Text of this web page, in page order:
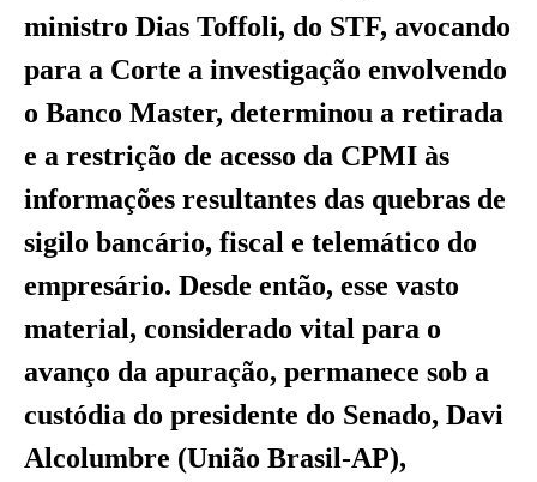
ministro Dias Toffoli, do STF, avocando
para a Corte a investigação envolvendo
o Banco Master, determinou a retirada
e a restrição de acesso da CPMI às
informações resultantes das quebras de
sigilo bancário, fiscal e telemático do
empresário. Desde então, esse vasto
material, considerado vital para o
avanço da apuração, permanece sob a
custódia do presidente do Senado, Davi
Alcolumbre (União Brasil-AP),